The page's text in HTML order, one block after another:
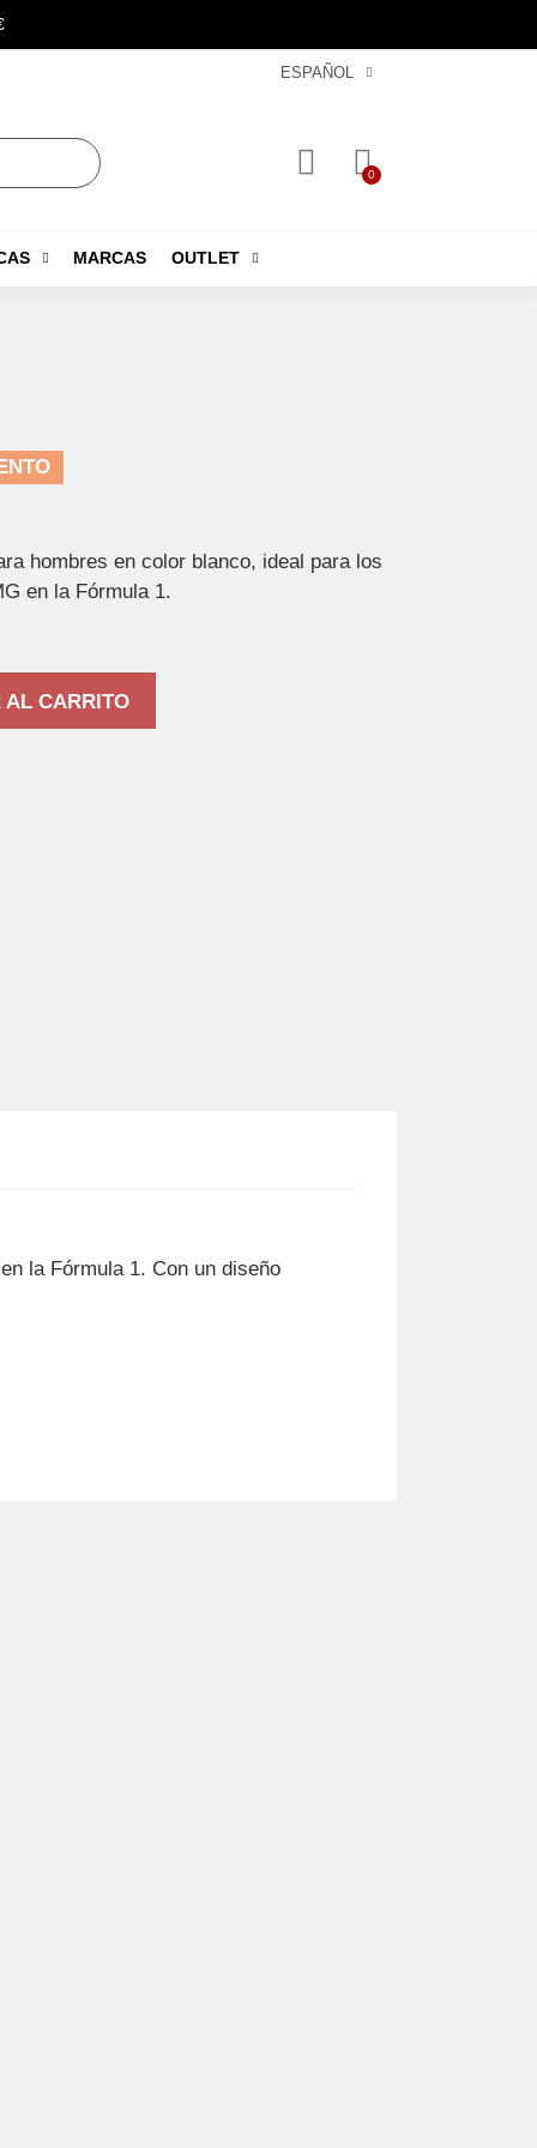
ESPAÑOL
MARCAS OUTLET
hombres en color blanco, ideal para los
en la Fórmula 1.
AL CARRITO
la Fórmula 1. Con un diseño